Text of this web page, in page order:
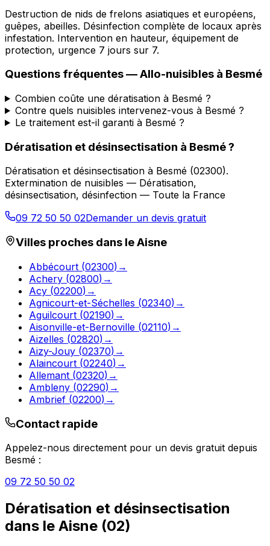
Destruction de nids de frelons asiatiques et européens,
guêpes, abeilles. Désinfection complète de locaux après
infestation. Intervention en hauteur, équipement de
protection, urgence 7 jours sur 7.
Questions fréquentes —Allo-nuisibles à Besmé
Combien coûte une dératisation à Besmé ?
Contre quels nuisibles intervenez-vous à Besmé ?
Le traitement est-il garanti à Besmé ?
Dératisation et désinsectisation à Besmé?
Dératisation et désinsectisation à Besmé (02300).
Extermination de nuisibles — Dératisation,
désinsectisation, désinfection — Toute la France
09 72 50 50 02Demander un devis gratuit
Villes proches dans leAisne
Abbécourt (02300) →
Achery (02800) →
Acy (02200) →
Agnicourt-et-Séchelles (02340) →
Aguilcourt (02190) →
Aisonville-et-Bernoville (02110) →
Aizelles (02820) →
Aizy-Jouy (02370) →
Alaincourt (02240) →
Allemant (02320) →
Ambleny (02290) →
Ambrief (02200) →
Contact rapide
Appelez-nous directement pour un devis gratuit depuis
Besmé :
09 72 50 50 02
Dératisation et désinsectisation
dans le Aisne (02)